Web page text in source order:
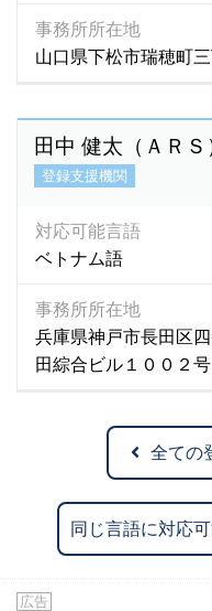
事務所所在地
山口県下松市瑞穂町
田中 健太（ＡＲＳ
登録支援機関
対応可能言語
ベトナム語
事務所所在地
兵庫県神戸市長田区
田綜合ビル１００２号
全ての
同じ言語に対応
広告